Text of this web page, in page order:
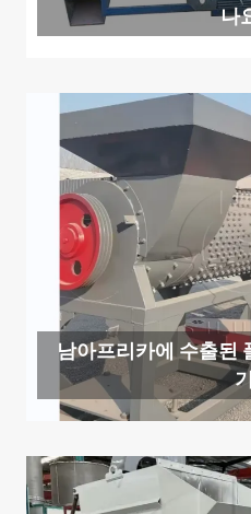
나
남아프리카에 수출된
기